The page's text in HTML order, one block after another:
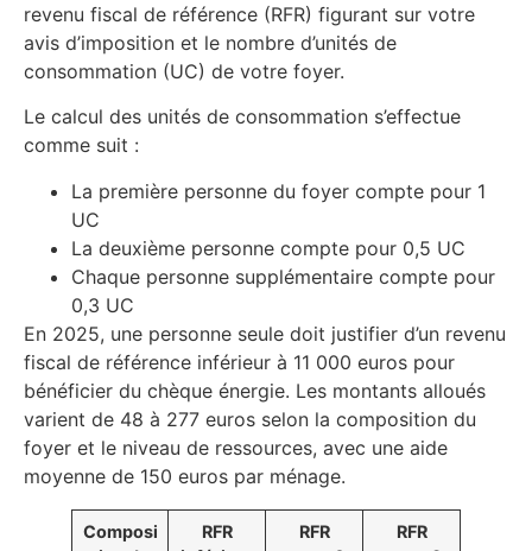
revenu fiscal de référence (RFR) figurant sur votre
avis d’imposition et le nombre d’unités de
consommation (UC) de votre foyer.
Le calcul des unités de consommation s’effectue
comme suit :
La première personne du foyer compte pour 1
UC
La deuxième personne compte pour 0,5 UC
Chaque personne supplémentaire compte pour
0,3 UC
En 2025, une personne seule doit justifier d’un revenu
fiscal de référence inférieur à 11 000 euros pour
bénéficier du chèque énergie. Les montants alloués
varient de 48 à 277 euros selon la composition du
foyer et le niveau de ressources, avec une aide
moyenne de 150 euros par ménage.
Composi
RFR
RFR
RFR